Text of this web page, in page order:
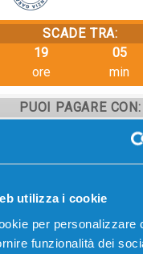
utilizza i cookie
per personalizzare
funzionalità dei
SCADE TRA:
19
ore
05
min
PUOI PAGARE CON: